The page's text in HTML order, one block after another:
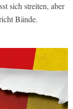
sich streiten, aber
Bände.